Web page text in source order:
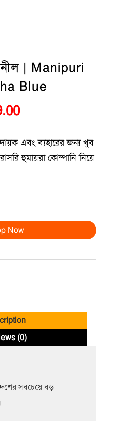
নীল | Manipuri
Blue
Current
is:
৳ 199.00.
এবং ব্যহারের জন্য খুব
হুমায়রা কোম্পানি নিয়ে
Now
(0)
সবচেয়ে বড়